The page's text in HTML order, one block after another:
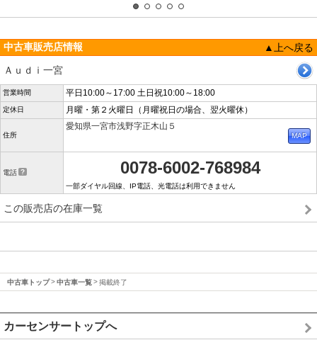
中古車販売店情報
▲上へ戻る
Ａｕｄｉ一宮
営業時間 平日10:00～17:00 土日祝10:00～18:00
定休日 月曜・第２火曜日（月曜祝日の場合、翌火曜休）
住所
愛知県一宮市浅野字正木山５
電話 0078-6002-768984
一部ダイヤル回線、IP電話、光電話は利用できません
この販売店の在庫一覧
中古車トップ 中古車一覧 掲載終了
カーセンサートップへ